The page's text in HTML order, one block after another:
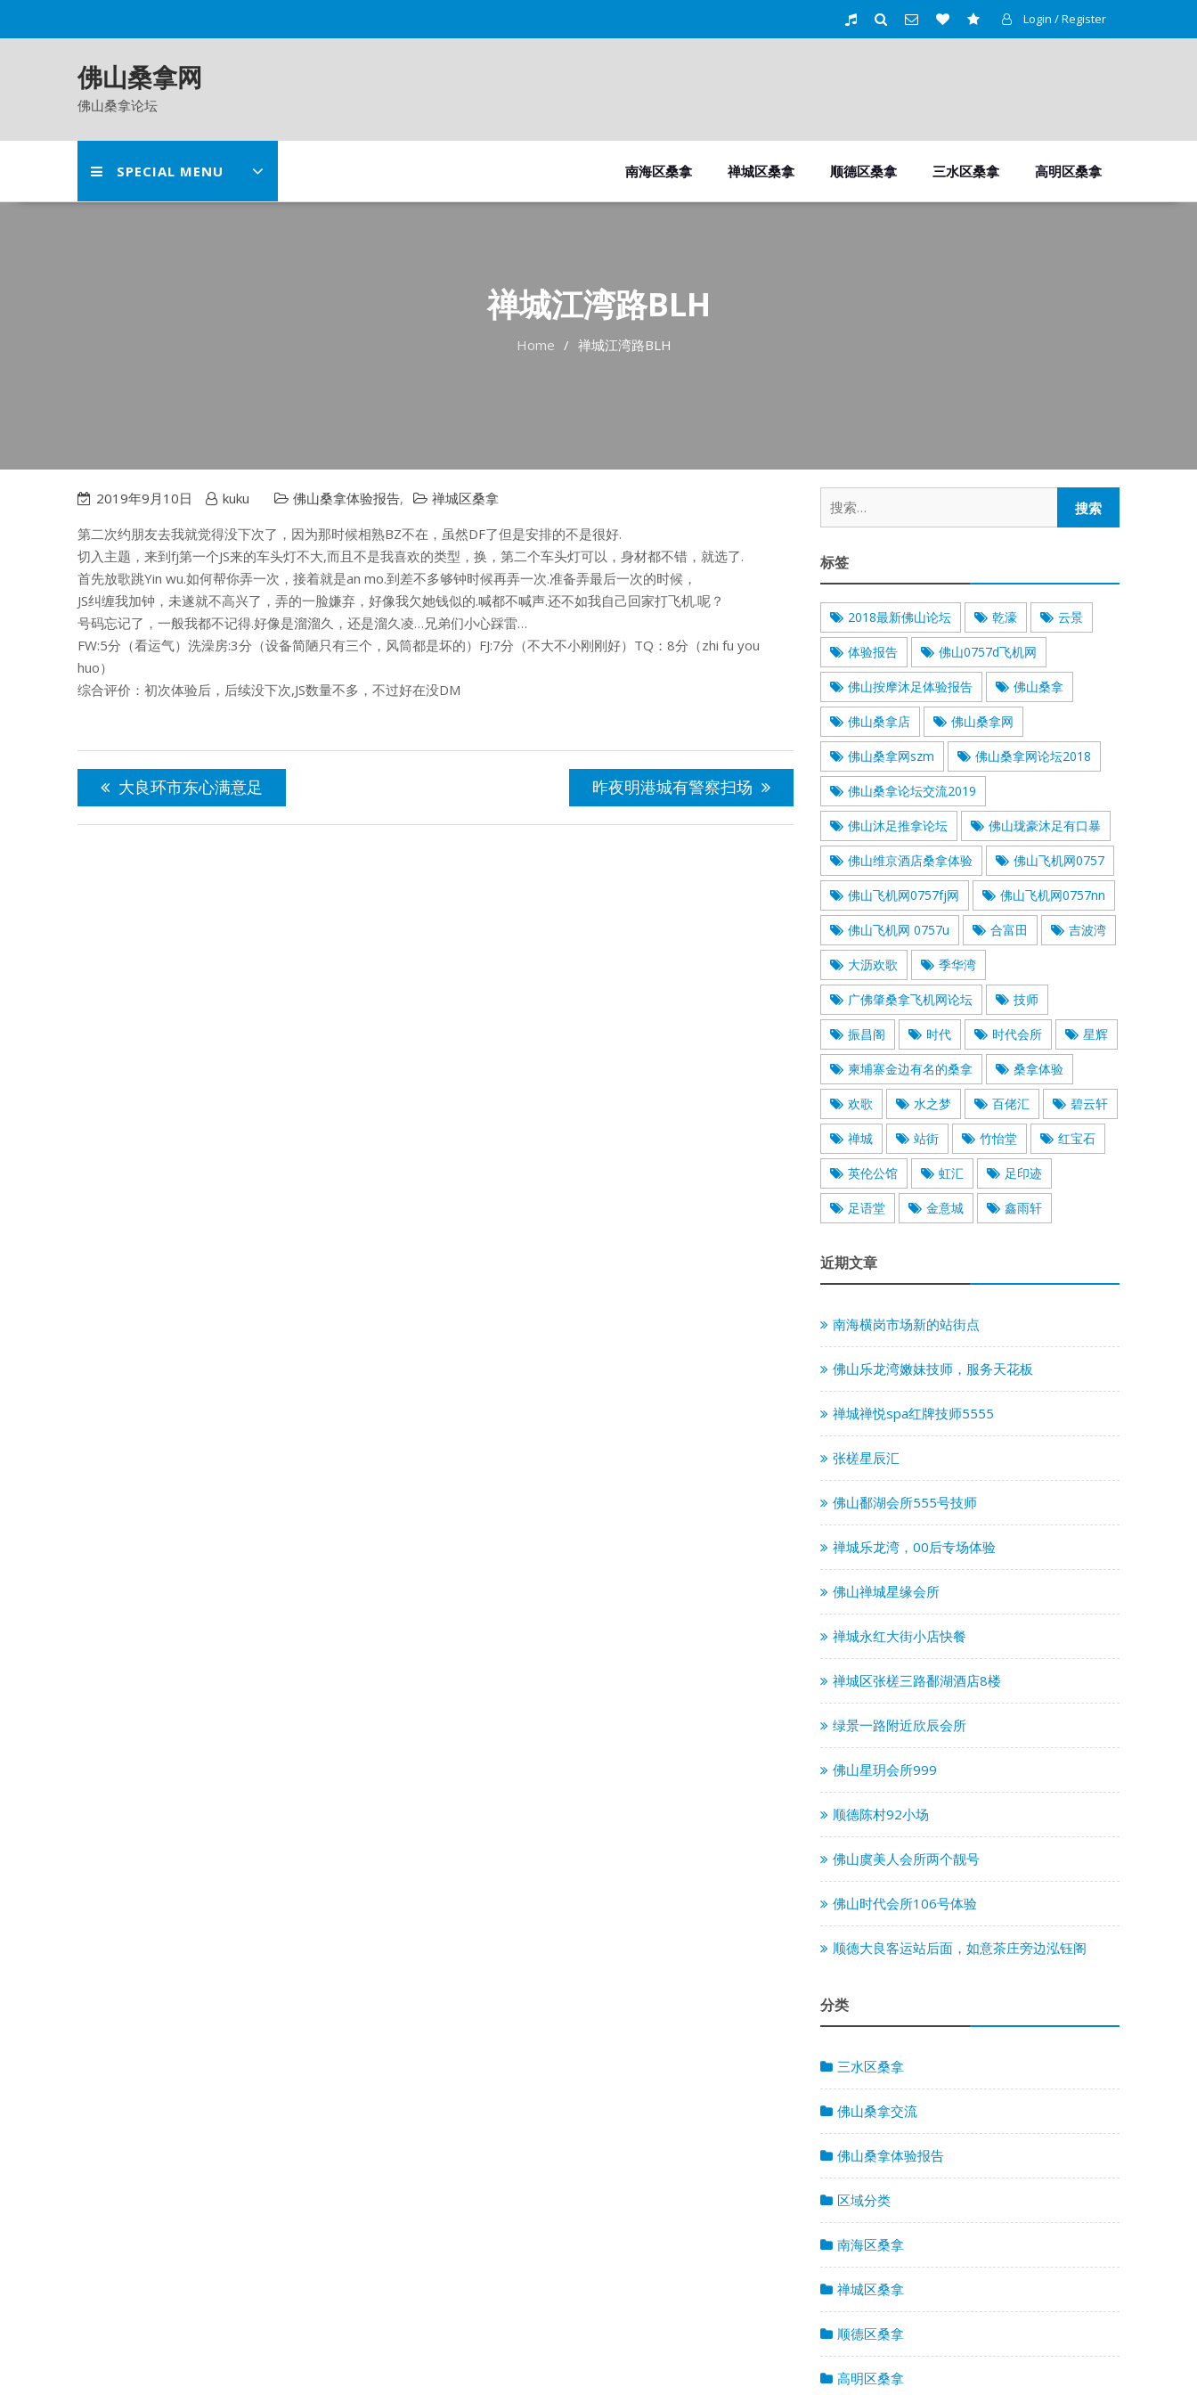
Login / Register
佛山桑拿网
佛山桑拿论坛
SPECIAL MENU 南海区桑拿 禅城区桑拿 顺德区桑拿 三水区桑拿 高明区桑拿
禅城江湾路BLH
Home 禅城江湾路BLH
2019年9月10日 kuku 佛山桑拿体验报告,
禅城区桑拿
第二次约朋友去我就觉得没下次了，因为那时候相熟BZ不在，虽然DF了但是安排的不是很好.
切入主题，来到fj第一个JS来的车头灯不大,而且不是我喜欢的类型，换，第二个车头灯可以，身材都不错，就选了.
首先放歌跳Yin wu.如何帮你弄一次，接着就是an mo.到差不多够钟时候再弄一次.准备弄最后一次的时候，
JS纠缠我加钟，未遂就不高兴了，弄的一脸嫌弃，好像我欠她钱似的.喊都不喊声.还不如我自己回家打飞机.呢？
号码忘记了，一般我都不记得.好像是溜溜久，还是溜久凌…兄弟们小心踩雷…
FW:5分（看运气）洗澡房:3分（设备简陋只有三个，风筒都是坏的）FJ:7分（不大不小刚刚好）TQ：8分（zhi fu you
huo）
综合评价：初次体验后，后续没下次,JS数量不多，不过好在没DM
文
导
航
大良环市东心满意足 昨夜明港城有警察扫场
标签
2018最新佛山论坛 乾濠 云景
体验报告 佛山0757d飞机网
佛山按摩沐足体验报告 佛山桑拿
佛山桑拿店 佛山桑拿网
佛山桑拿网szm 佛山桑拿网论坛2018
佛山桑拿论坛交流2019
佛山沐足推拿论坛 佛山珑豪沐足有口暴
佛山维京酒店桑拿体验 佛山飞机网0757
佛山飞机网0757fj网 佛山飞机网0757nn
佛山飞机网 0757u 合富田 吉波湾
大沥欢歌 季华湾
广佛肇桑拿飞机网论坛 技师
振昌阁 时代 时代会所 星辉
柬埔寨金边有名的桑拿 桑拿体验
欢歌 水之梦 百佬汇 碧云轩
禅城 站街 竹怡堂 红宝石
英伦公馆 虹汇 足印迹
足语堂 金意城 鑫雨轩
近期文章
南海横岗市场新的站街点
佛山乐龙湾嫩妹技师，服务天花板
禅城禅悦spa红牌技师5555
张槎星辰汇
佛山鄱湖会所555号技师
禅城乐龙湾，00后专场体验
佛山禅城星缘会所
禅城永红大街小店快餐
禅城区张槎三路鄱湖酒店8楼
绿景一路附近欣辰会所
佛山星玥会所999
顺德陈村92小场
佛山虞美人会所两个靓号
佛山时代会所106号体验
顺德大良客运站后面，如意茶庄旁边泓钰阁
分类
三水区桑拿
佛山桑拿交流
佛山桑拿体验报告
区域分类
南海区桑拿
禅城区桑拿
顺德区桑拿
高明区桑拿